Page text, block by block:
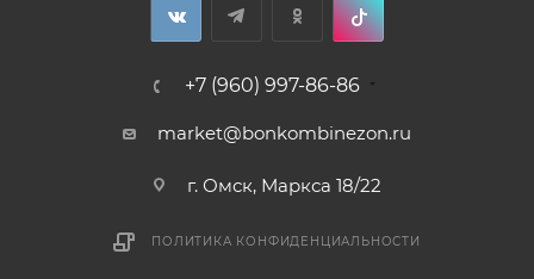
+7 (960) 997-86-86
market@bonkombinezon.ru
г. Омск, Маркса 18/22
ПОЛИТИКА КОНФИДЕНЦИАЛЬНОСТИ